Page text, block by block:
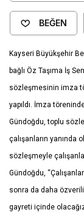
BEĞEN
Kayseri Büyükşehir
bağlı Öz Taşıma İş
sözleşmesinin imza
yapıldı. İmza
Gündoğdu, toplu
çalışanların yanında
sözleşmeyle
Gündoğdu,
sonra da daha
gayreti içinde